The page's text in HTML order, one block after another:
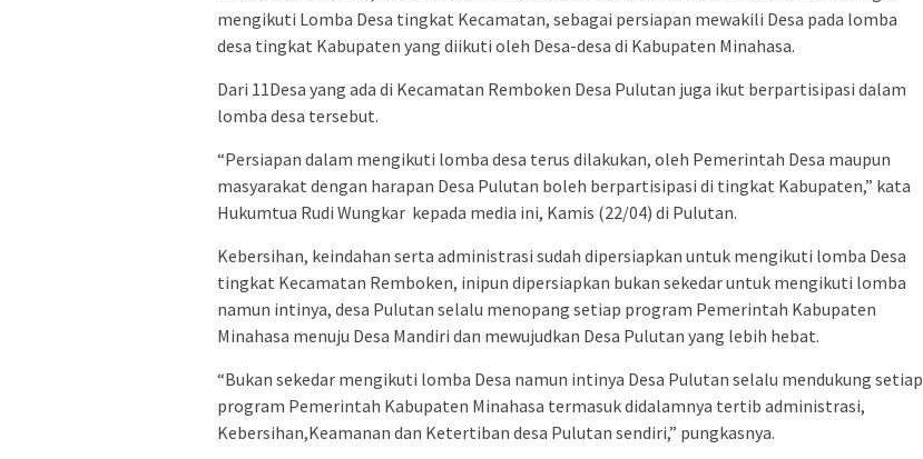
mengikuti Lomba Desa tingkat Kecamatan, sebagai persiapan mewakili Desa pada lomba
desa tingkat Kabupaten yang diikuti oleh Desa-desa di Kabupaten Minahasa.
Dari 11Desa yang ada di Kecamatan Remboken Desa Pulutan juga ikut berpartisipasi dalam
lomba desa tersebut.
“Persiapan dalam mengikuti lomba desa terus dilakukan, oleh Pemerintah Desa maupun
masyarakat dengan harapan Desa Pulutan boleh berpartisipasi di tingkat Kabupaten,” kata
Hukumtua Rudi Wungkar kepada media ini, Kamis (22/04) di Pulutan.
Kebersihan, keindahan serta administrasi sudah dipersiapkan untuk mengikuti lomba Desa
tingkat Kecamatan Remboken, inipun dipersiapkan bukan sekedar untuk mengikuti lomba
namun intinya, desa Pulutan selalu menopang setiap program Pemerintah Kabupaten
Minahasa menuju Desa Mandiri dan mewujudkan Desa Pulutan yang lebih hebat.
“Bukan sekedar mengikuti lomba Desa namun intinya Desa Pulutan selalu mendukung setiap
program Pemerintah Kabupaten Minahasa termasuk didalamnya tertib administrasi,
Kebersihan,Keamanan dan Ketertiban desa Pulutan sendiri,” pungkasnya.